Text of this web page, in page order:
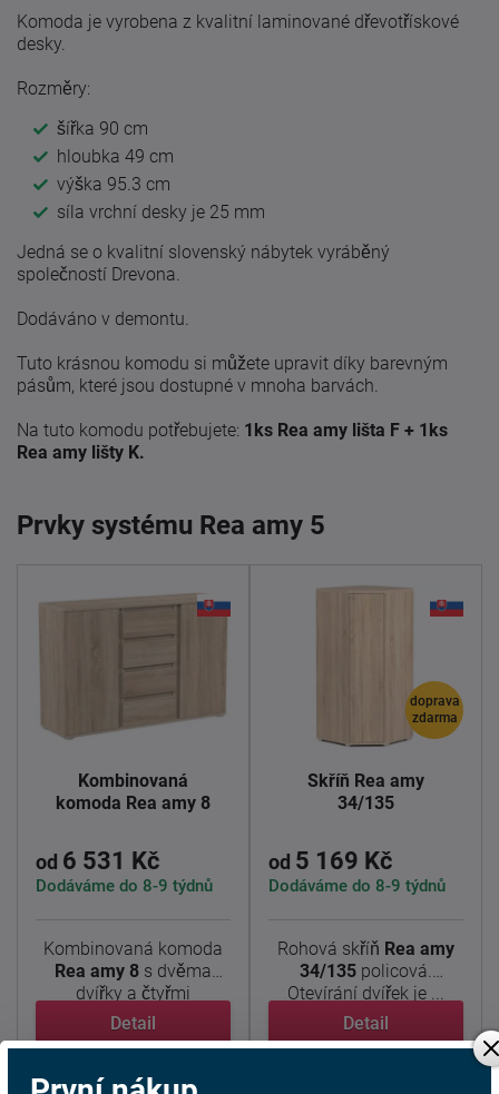
Komoda je vyrobena z kvalitní laminované dřevotřískové
desky.
Rozměry:
šířka 90 cm
hloubka 49 cm
výška 95.3 cm
síla vrchní desky je 25 mm
Jedná se o kvalitní slovenský nábytek vyráběný
společností Drevona.
Dodáváno v demontu.
Tuto krásnou komodu si můžete upravit díky barevným
pásům, které jsou dostupné v mnoha barvách.
Na tuto komodu potřebujete: 1ks Rea amy lišta F + 1ks
Rea amy lišty K.
Prvky systému Rea amy 5
Kombinovaná
komoda Rea amy 8
od 6 531 Kč
Dodáváme do 8-9 týdnů
Kombinovaná komoda
Rea amy 8 s dvěma
dvířky a čtyřmi
zásuvkami je ...
Detail
doprava
zdarma
Skříň Rea amy
34/135
od 5 169 Kč
Dodáváme do 8-9 týdnů
Rohová skříň Rea amy
34/135 policová.
Otevírání dvířek je ...
Detail